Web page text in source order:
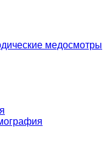
медосмотры